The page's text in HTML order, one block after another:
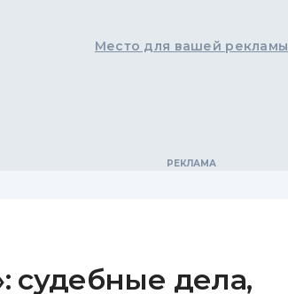
Место для вашей рекламы
дела,